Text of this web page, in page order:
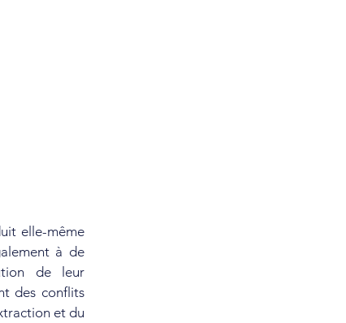
elle-même
à de
de leur
des conflits
et du